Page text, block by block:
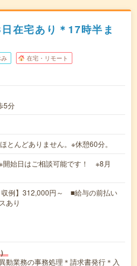
在宅あり＊17時半ま
在宅・リモート
5分
んどありません。※休憩60分。
開始日はご相談可能です！ ※8月
例】312,000円～ ■給与の前払い
あり
動業務の事務処理＊請求書発行＊入